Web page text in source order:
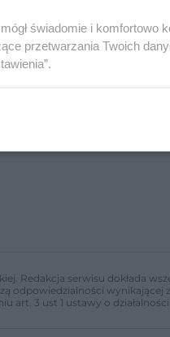
Redakcja serwisu dokłada
odpowiedzialności
art. 3 ust 1 ustawy o działalności
świadomie i komfortowo
przetwarzania Twoich